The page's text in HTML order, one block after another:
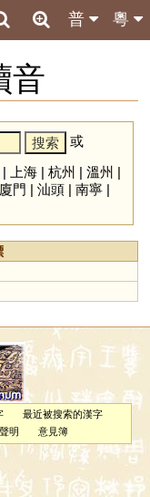
粵
普
音
或
上海| 杭州 | 溫州 |
廈門 | 汕頭| 南寧|
最近被搜索的漢字
明 意見簿